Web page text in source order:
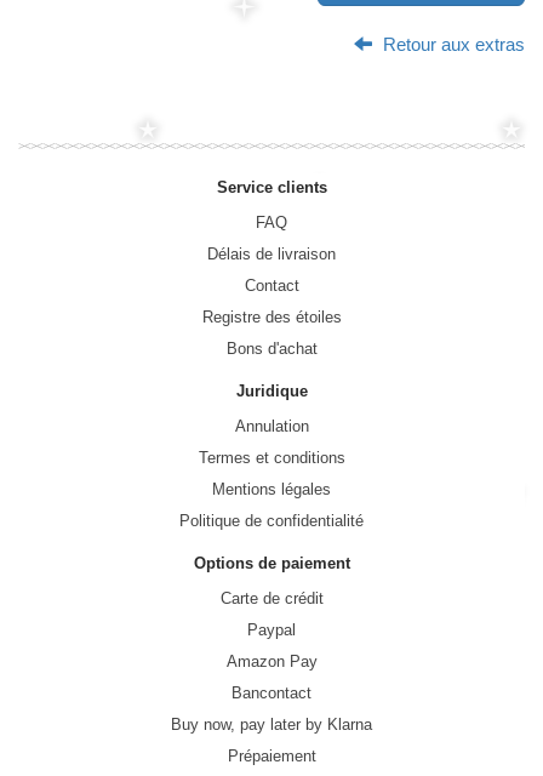
Retour aux extras
Service clients
FAQ
Délais de livraison
Contact
Registre des étoiles
Bons d'achat
Juridique
Annulation
Termes et conditions
Mentions légales
Politique de confidentialité
Options de paiement
Carte de crédit
Paypal
Amazon Pay
Bancontact
Buy now, pay later by Klarna
Prépaiement